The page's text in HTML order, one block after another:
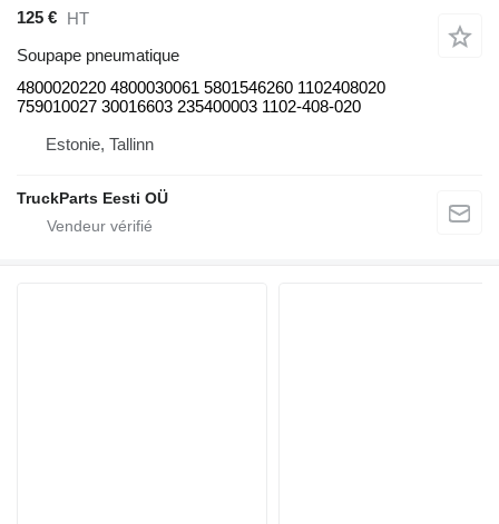
125 € HT
Soupape pneumatique
4800020220 4800030061 5801546260 1102408020
759010027 30016603 235400003 1102-408-020
Estonie, Tallinn
TruckParts Eesti OÜ